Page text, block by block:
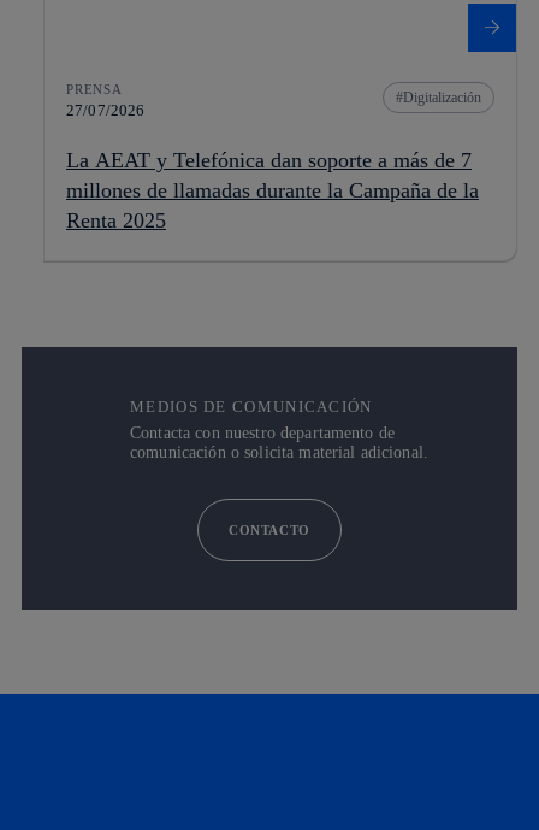
PRENSA
27/07/2026
Digitalización
La AEAT y Telefónica dan soporte a más de 7
millones de llamadas durante la Campaña de la
Renta 2025
MEDIOS DE COMUNICACIÓN
Contacta con nuestro departamento de
comunicación o solicita material adicional.
CONTACTO